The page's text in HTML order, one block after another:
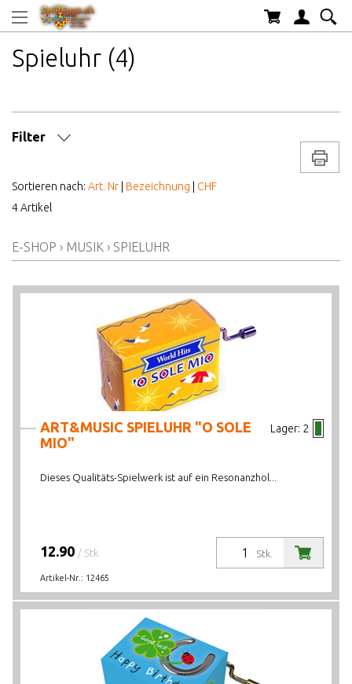
Spieluhr (4)
Filter
AB WELCHEM ALTER
ALTER AB
PREIS VON BIS
LAGERBESTAND
Sortieren nach: Art. Nr Bezeichnung
CHF
4 Artikel
E-SHOP › MUSIK › SPIELUHR
Lager: 2
ART&MUSIC SPIELUHR "O SOLE
MIO"
Dieses Qualitäts-Spielwerk ist auf ein Resonanzhol...
Stk.
12.90 / Stk.
Artikel-Nr.: 12465